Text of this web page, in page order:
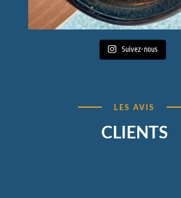
Suivez-nous
LES AVIS
CLIENTS